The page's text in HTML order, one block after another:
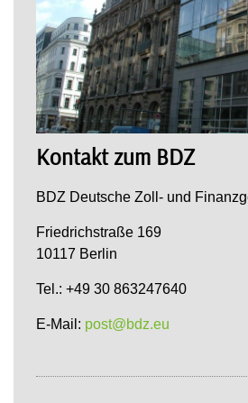
Kontakt zum BDZ
BDZ Deutsche Zoll- und
Friedrichstraße 169
10117 Berlin
Tel.: +49 30 863247640
E-Mail: post@bdz.eu